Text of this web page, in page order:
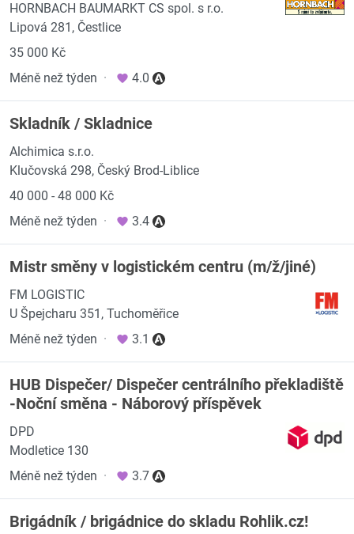
HORNBACH BAUMARKT CS spol. s r.o.
Lipová 281, Čestlice
35 000 Kč
Méně než týden · 4.0
Skladník / Skladnice
Alchimica s.r.o.
Klučovská 298, Český Brod-Liblice
40 000 - 48 000 Kč
Méně než týden · 3.4
Mistr směny v logistickém centru (m/ž/jiné)
FM LOGISTIC
U Špejcharu 351, Tuchoměřice
Méně než týden · 3.1
HUB Dispečer/ Dispečer centrálního překladiště
-Noční směna - Náborový příspěvek
DPD
Modletice 130
Méně než týden · 3.7
Brigádník / brigádnice do skladu Rohlik.cz!